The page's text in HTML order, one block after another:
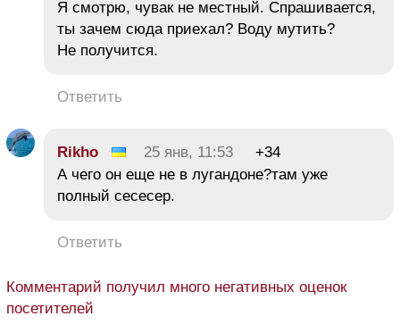
Я смотрю, чувак не местный. Спрашивается,
ты зачем сюда приехал? Воду мутить?
Не получится.
Ответить
Rikho 25 янв, 11:53
+34
А чего он еще не в лугандоне?там уже
полный сесесер.
Ответить
Комментарий получил много негативных оценок
посетителей